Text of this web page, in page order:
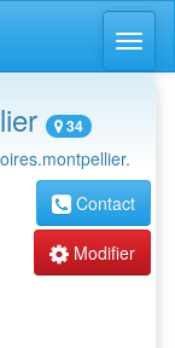
34
Contact
Modifier